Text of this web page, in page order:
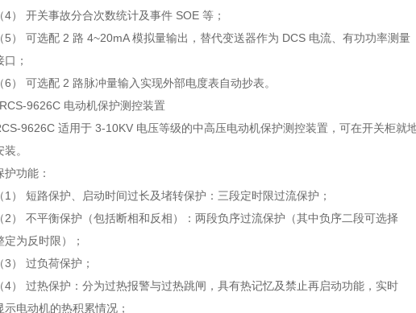
（4） 开关事故分合次数统计及事件 SOE 等；
（5） 可选配 2 路 4~20mA 模拟量输出，替代变送器作为 DCS 电流、有功功率测量
口；
（6） 可选配 2 路脉冲量输入实现外部电度表自动抄表。
9626C 电动机保护测控装置
9626C 适用于 3-10KV 电压等级的中高压电动机保护测控装置，可在开关柜就
装。
护功能：
（1） 短路保护、启动时间过长及堵转保护：三段定时限过流保护；
（2） 不平衡保护（包括断相和反相）：两段负序过流保护（其中负序二段可选择
定为反时限）；
（3） 过负荷保护；
（4） 过热保护：分为过热报警与过热跳闸，具有热记忆及禁止再启动功能，实时
示电动机的热积累情况；